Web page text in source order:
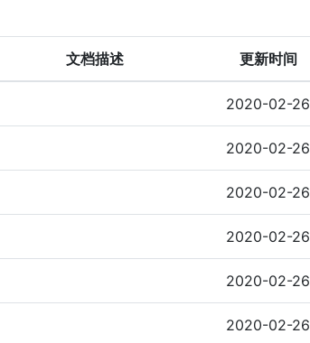
文档描述 更新时间
2020-02-26
2020-02-26
2020-02-26
2020-02-26
2020-02-26
2020-02-26